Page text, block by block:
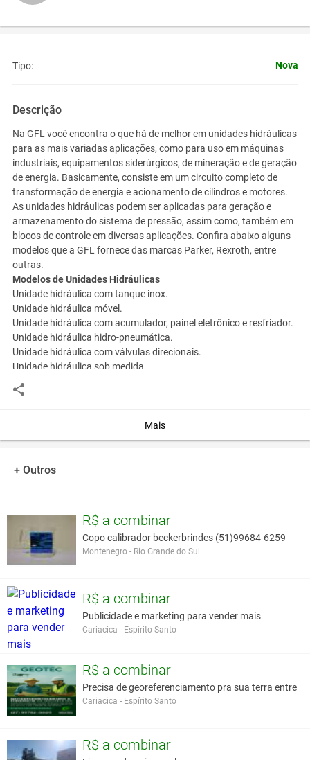
Tipo: Nova
Descrição
Na GFL você encontra o que há de melhor em unidades hidráulicas
para as mais variadas aplicações, como para uso em máquinas
industriais, equipamentos siderúrgicos, de mineração e de geração
de energia. Basicamente, consiste em um circuito completo de
transformação de energia e acionamento de cilindros e motores.
As unidades hidráulicas podem ser aplicadas para geração e
armazenamento do sistema de pressão, assim como, também em
blocos de controle em diversas aplicações. Confira abaixo alguns
modelos que a GFL fornece das marcas Parker, Rexroth, entre
outras.
Modelos de Unidades Hidráulicas
Unidade hidráulica com tanque inox.
Unidade hidráulica móvel.
Unidade hidráulica com acumulador, painel eletrônico e resfriador.
Unidade hidráulica hidro-pneumática.
Unidade hidráulica com válvulas direcionais.
Unidade hidráulica sob medida.
Mais
+ Outros
R$ a combinar
Copo calibrador beckerbrindes (51)99684-6259
Montenegro - Rio Grande do Sul
R$ a combinar
Publicidade e marketing para vender mais
Cariacica - Espírito Santo
R$ a combinar
Precisa de georeferenciamento pra sua terra entre
Cariacica - Espírito Santo
R$ a combinar